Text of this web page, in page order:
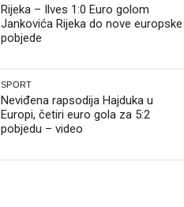
Rijeka – Ilves 1:0 Euro golom
Jankovića Rijeka do nove europske
pobjede
SPORT
Neviđena rapsodija Hajduka u
Europi, četiri euro gola za 5:2
pobjedu – video